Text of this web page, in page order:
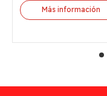
Más información